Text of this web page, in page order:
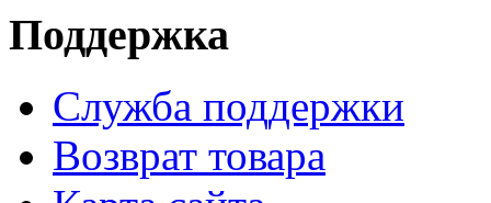
Поддержка
Служба поддержки
Возврат товара